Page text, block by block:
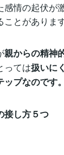
感情の起伏が
ことがありま
親からの精神
っては扱いに
プなのです。
接し方５つ